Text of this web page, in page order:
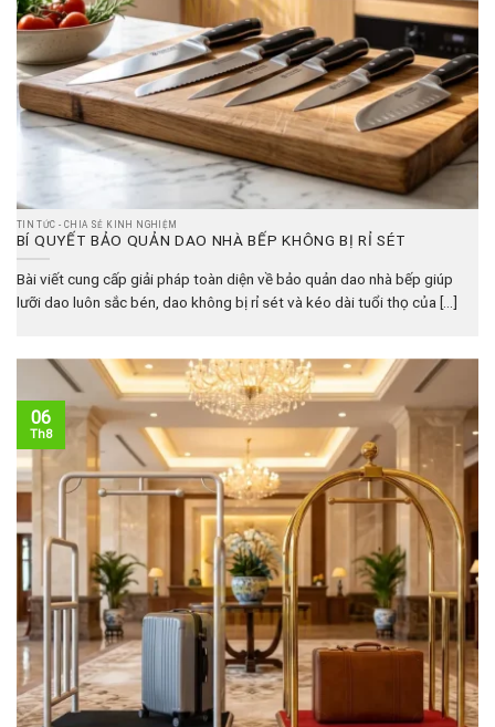
TIN TỨC - CHIA SẺ KINH NGHIỆM
BÍ QUYẾT BẢO QUẢN DAO NHÀ BẾP KHÔNG BỊ RỈ SÉT
Bài viết cung cấp giải pháp toàn diện về bảo quản dao nhà bếp giúp
lưỡi dao luôn sắc bén, dao không bị rỉ sét và kéo dài tuổi thọ của [...]
06
Th8